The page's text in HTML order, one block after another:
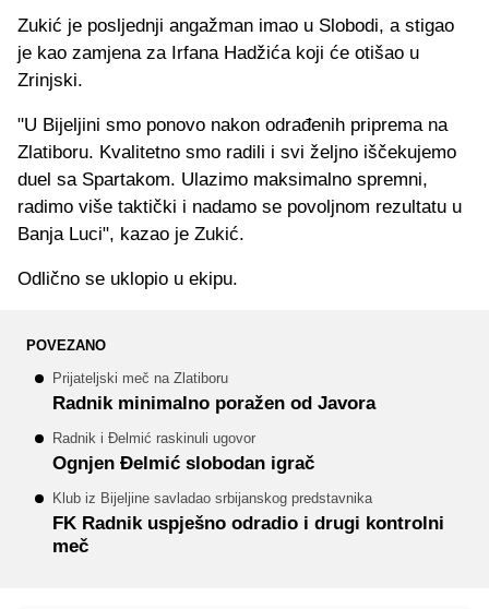
Zukić je posljednji angažman imao u Slobodi, a stigao
je kao zamjena za Irfana Hadžića koji će otišao u
Zrinjski.
"U Bijeljini smo ponovo nakon odrađenih priprema na
Zlatiboru. Kvalitetno smo radili i svi željno iščekujemo
duel sa Spartakom. Ulazimo maksimalno spremni,
radimo više taktički i nadamo se povoljnom rezultatu u
Banja Luci", kazao je Zukić.
Odlično se uklopio u ekipu.
POVEZANO
Prijateljski meč na Zlatiboru
Radnik minimalno poražen od Javora
Radnik i Đelmić raskinuli ugovor
Ognjen Đelmić slobodan igrač
Klub iz Bijeljine savladao srbijanskog predstavnika
FK Radnik uspješno odradio i drugi kontrolni
meč